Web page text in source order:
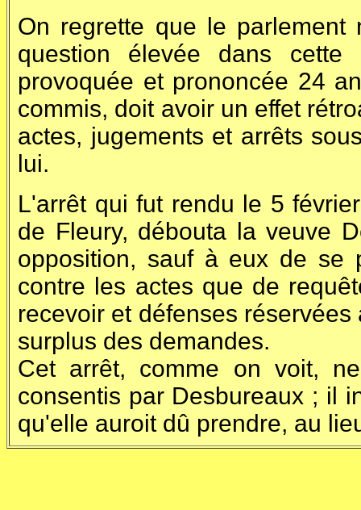
On regrette que le
question élevée dans
provoquée et prononcée 24
commis, doit avoir un effet
actes, jugements et arrêts
lui.
L'arrêt qui fut rendu le 5
de Fleury, débouta la veuve
opposition, sauf à eux de se
contre les actes que de
recevoir et défenses
surplus des demandes.
Cet arrêt, comme on voit,
consentis par Desbureaux ; il
qu'elle auroit dû prendre, au